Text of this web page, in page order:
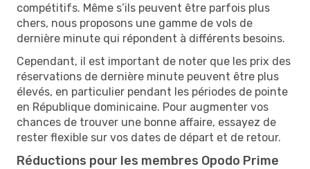
compétitifs. Même s’ils peuvent être parfois plus
chers, nous proposons une gamme de vols de
dernière minute qui répondent à différents besoins.
Cependant, il est important de noter que les prix des
réservations de dernière minute peuvent être plus
élevés, en particulier pendant les périodes de pointe
en République dominicaine. Pour augmenter vos
chances de trouver une bonne affaire, essayez de
rester flexible sur vos dates de départ et de retour.
Réductions pour les membres Opodo Prime